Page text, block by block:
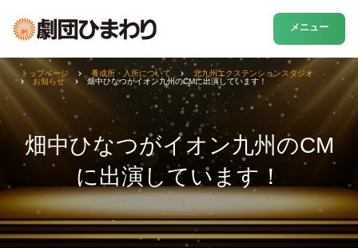
メニュー
畑中ひなつがイオン九州のCM
に出演しています！
トップページ 養成所・入所について
北九州エクステンションスタジオ
お知らせ
畑中ひなつがイオン九州のCMに出演しています！